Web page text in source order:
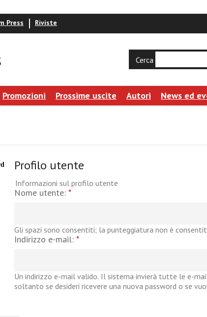
Press Riviste
Cerca
Promozioni Prossime uscite Autori News ed
Profilo utente
Informazioni sul profilo utente
Nome utente: *
Gli spazi sono consentiti; la punteggiatura non è
Indirizzo e-mail: *
Un indirizzo e-mail valido. Il sistema invierà tutte le e-
soltanto se desideri ricevere una nuova password o se